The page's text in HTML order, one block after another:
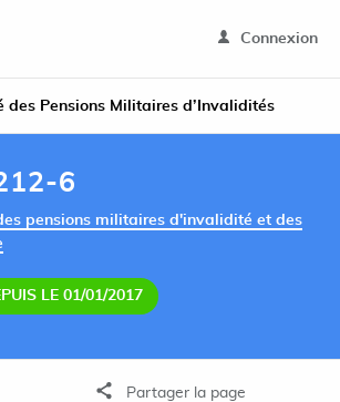
Connexion
des Pensions Militaires d’Invalidités
6
pensions militaires d'invalidité et des
LE 01/01/2017
Partager la page